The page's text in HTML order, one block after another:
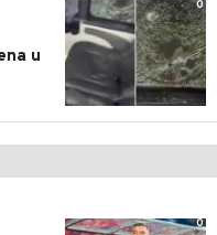
0
u
0